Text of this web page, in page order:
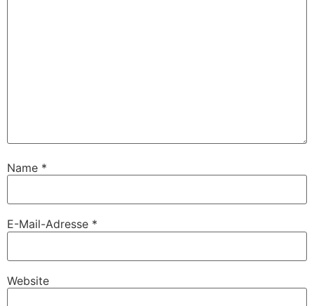
Name *
E-Mail-Adresse *
Website